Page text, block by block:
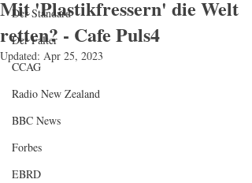
Der Standard
Der Falter
CCAG
Radio New Zealand
BBC News
Forbes
EBRD
Mit 'Plastikfressern' die Welt
retten? - Cafe Puls4
Updated: Apr 25, 2023